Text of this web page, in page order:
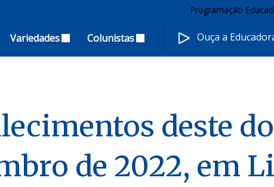
Programação
Variedades Colunistas Ouça a
deste
de 2022, em